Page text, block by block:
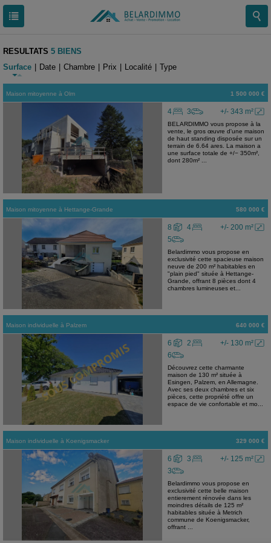
RESULTATS 5 BIENS
Surface
Date Chambre Prix Localité Type
Maison mitoyenne à Olm 1 500 000 €
+/- 343 m²
4 3
BELARDIMMO vous propose à la
vente, le gros œuvre d'une maison
de haut standing disposée sur un
terrain de 6.64 ares. La maison a
une surface totale de +/− 350m²,
dont 280m² ...
Maison mitoyenne à Hettange-Grande 580 000 €
+/- 200 m²
8
4
5
Belardimmo vous propose en
exclusivité cette spacieuse maison
neuve de 200 m² habitables en
"plain pied" située à Hettange-
Grande, offrant 8 pièces dont 4
chambres lumineuses et...
Maison individuelle à Palzem 640 000 €
+/- 130 m²
6
2
6
Découvrez cette charmante
maison de 130 m² située à
Esingen, Palzem, en Allemagne.
Avec ses deux chambres et six
pièces, cette propriété offre un
espace de vie confortable et mo...
Maison individuelle à Koenigsmacker 329 000 €
+/- 125 m²
6
3
3
Belardimmo vous propose en
exclusivité cette belle maison
entierement rénovée dans les
moindres détails de 125 m²
habitables située à Metrich
commune de Koenigsmacker,
offrant ...